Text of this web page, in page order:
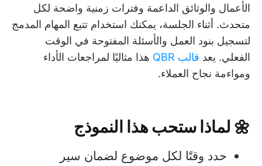
الأعمال والوثائق الداعمة وفترات زمنية واضحة لكل
متحدث. أثناء الجلسة، يمكنك استخدام تتبع المهام المدمج
لتسجيل بنود العمل والأسئلة المفتوحة في الوقت
الفعلي. يعد قالب QBR
هذا مثاليًا لمراجعات الأداء
ومواءمة نجاح العملاء.
🌼 لماذا ستحب هذا النموذج
حدد وقتًا لكل موضوع لضمان سير